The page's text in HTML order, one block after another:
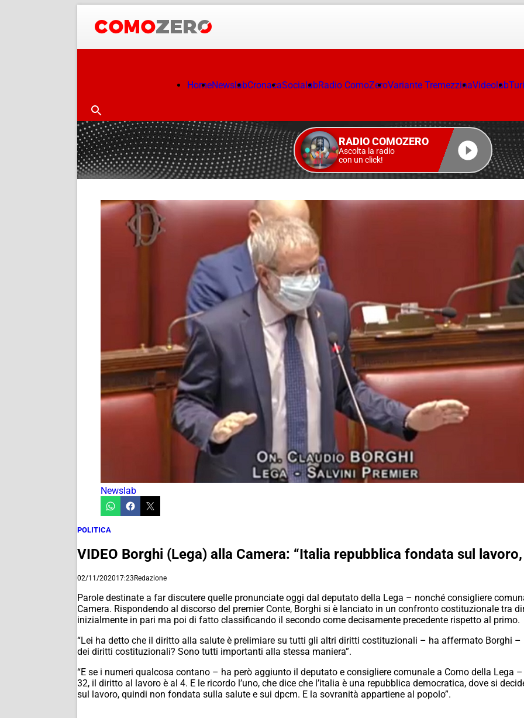
HomeNewslabCronacaSocialabRadio ComoZeroVariante TremezzinaVideolab
RADIO COMOZERO
Ascolta la radio
con un click!
Newslab
POLITICA
VIDEO Borghi (Lega) alla Camera: “Italia repubblica fondata sul
02/11/202017:23Redazione
Parole destinate a far discutere quelle pronunciate oggi dal deputato della Lega – nonché consigliere
Camera. Rispondendo al discorso del premier Conte, Borghi si è lanciato in un confronto costituzionale tra
inizialmente in pari ma poi di fatto classificando il secondo come decisamente precedente rispetto al primo.
“Lei ha detto che il diritto alla salute è prelimiare su tutti gli altri diritti costituzionali – ha affermato Borghi
dei diritti costituzionali? Sono tutti importanti alla stessa maniera”.
“E se i numeri qualcosa contano – ha però aggiunto il deputato e consigliere comunale a Como della Lega
32, il diritto al lavoro è al 4. E le ricordo l’uno, che dice che l’italia è una repubblica democratica, dove si
sul lavoro, quindi non fondata sulla salute e sui dpcm. E la sovranità appartiene al popolo”.